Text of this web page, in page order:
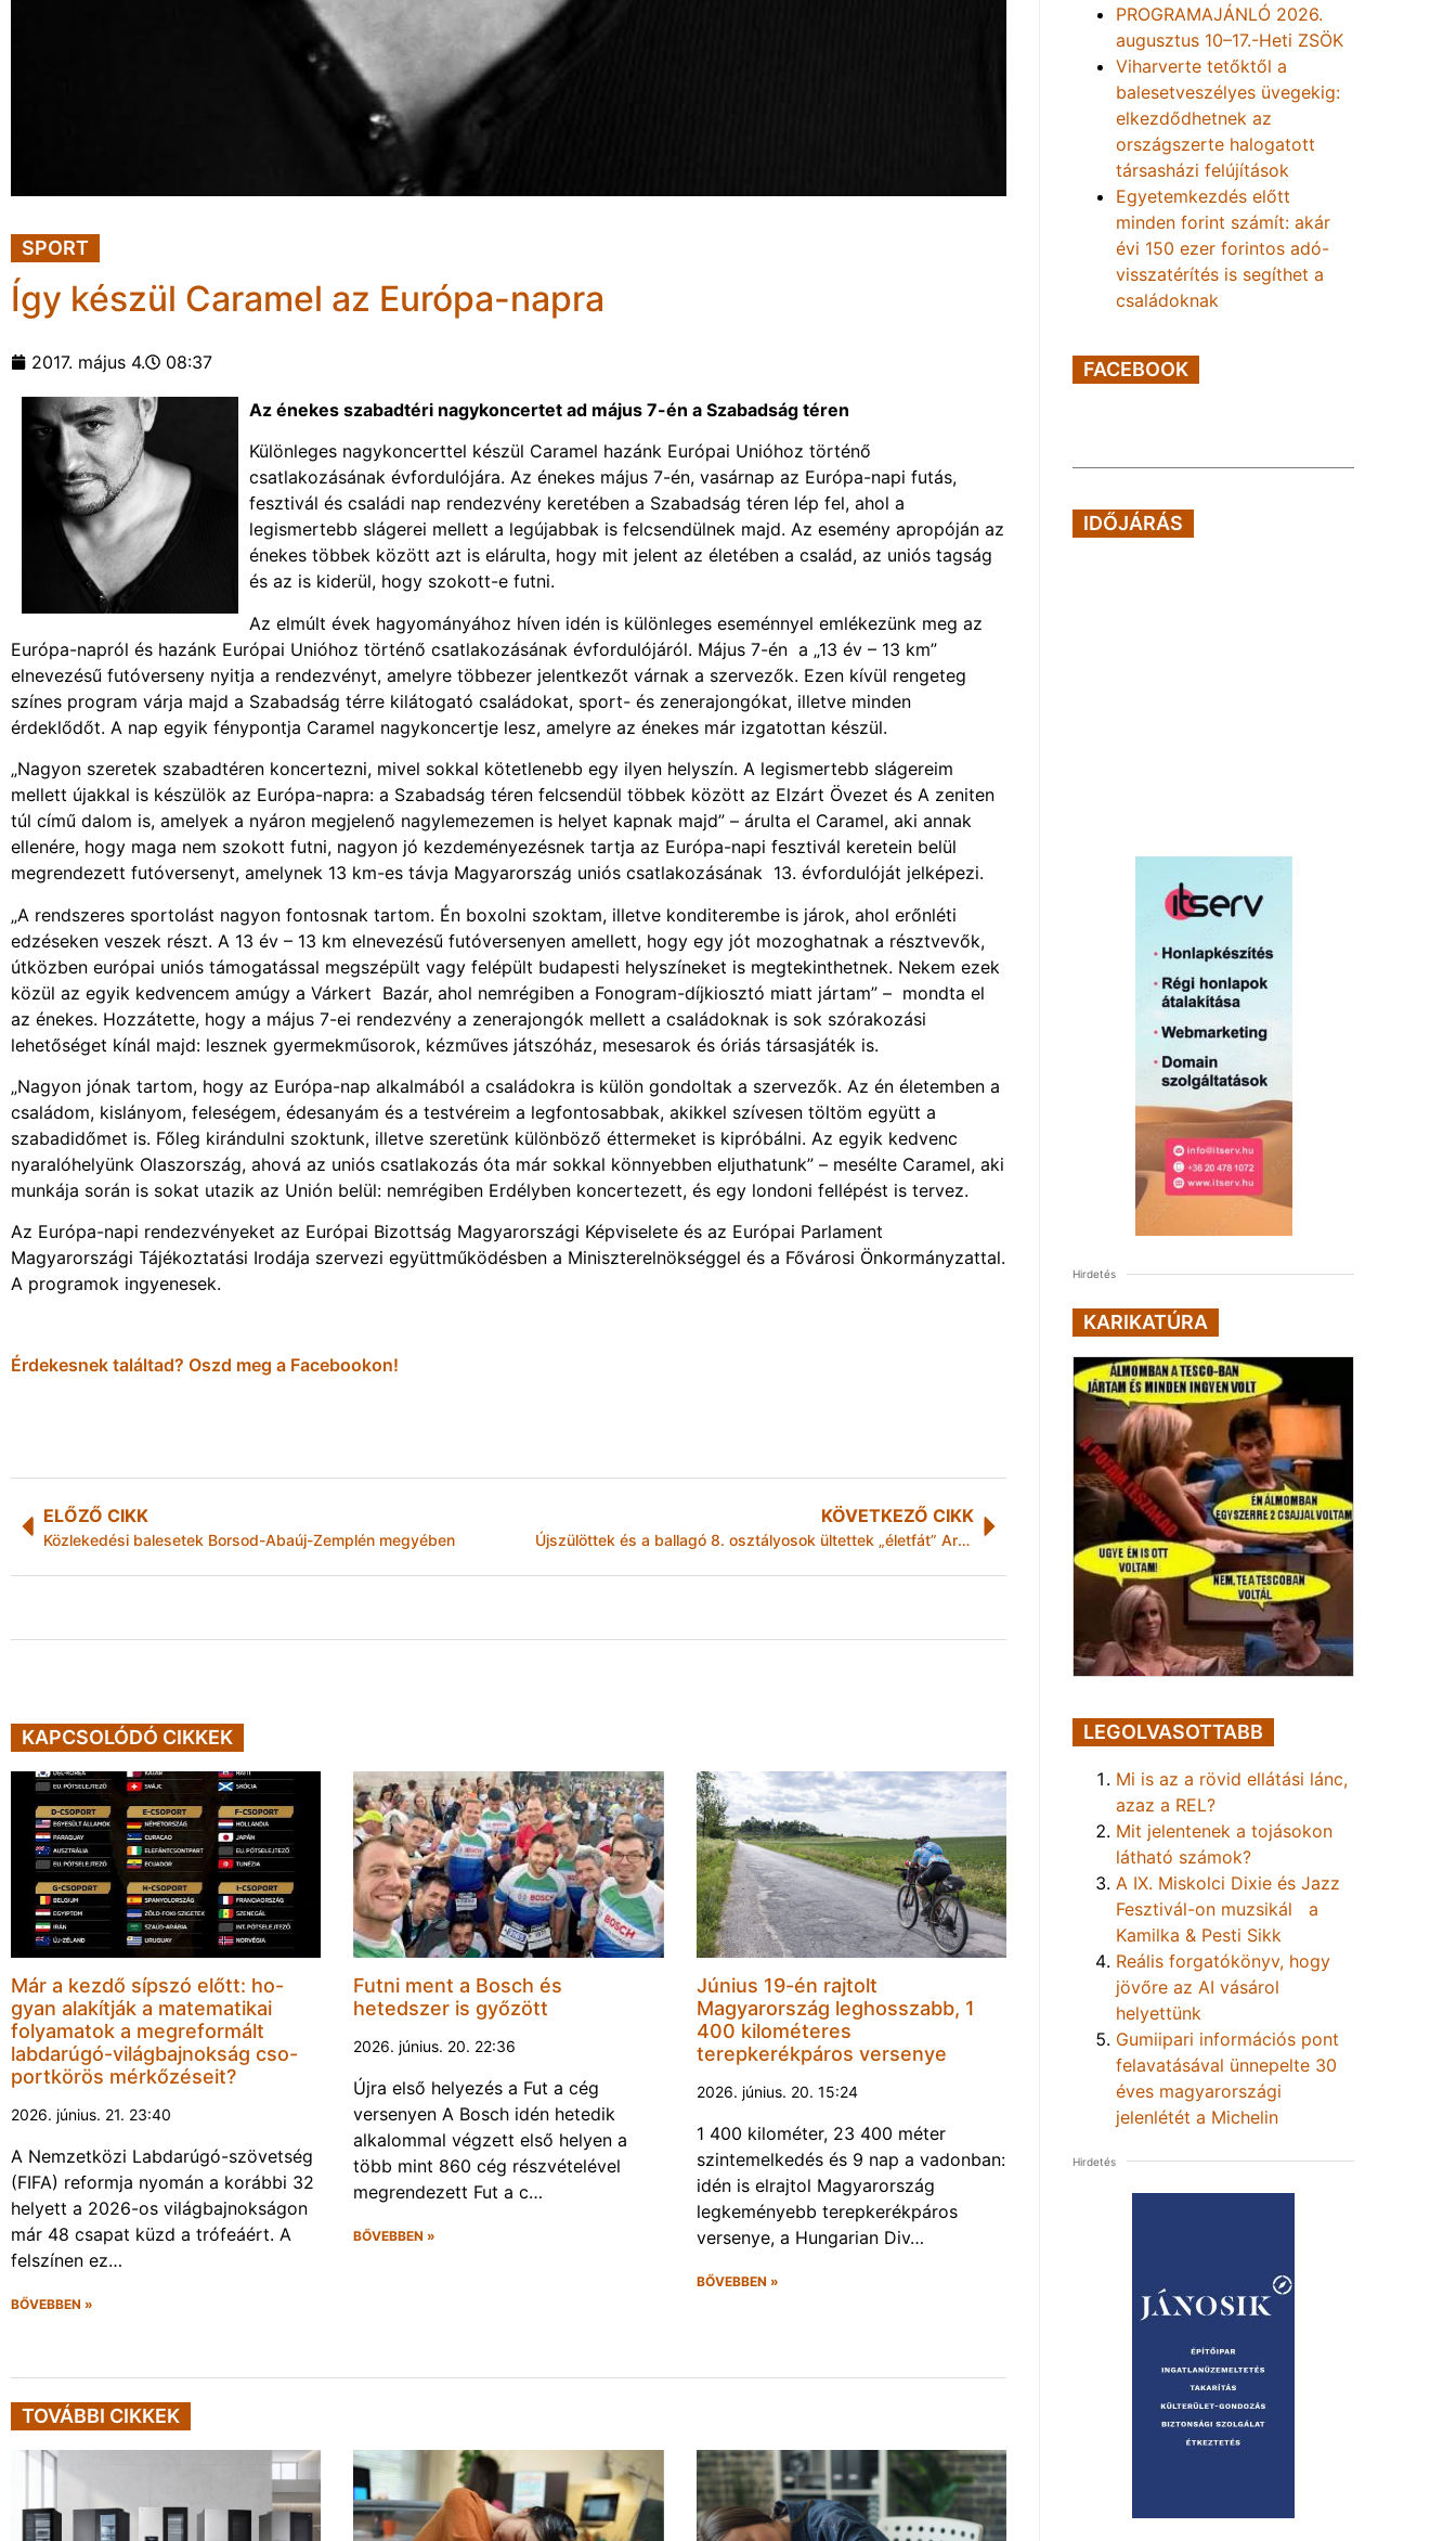
SPORT
Így készül Caramel az Európa-napra
2017. május 4. 08:37
Az énekes szabadtéri nagykoncertet ad május 7-én a Szabadság téren
Különleges nagykoncerttel készül Caramel hazánk Európai Unióhoz történő
csatlakozásának évfordulójára. Az énekes május 7-én, vasárnap az Európa-napi futás,
fesztivál és családi nap rendezvény keretében a Szabadság téren lép fel, ahol a
legismertebb slágerei mellett a legújabbak is felcsendülnek majd. Az esemény apropóján az
énekes többek között azt is elárulta, hogy mit jelent az életében a család, az uniós tagság
és az is kiderül, hogy szokott-e futni.
Az elmúlt évek hagyományához híven idén is különleges eseménnyel emlékezünk meg az
Európa-napról és hazánk Európai Unióhoz történő csatlakozásának évfordulójáról. Május 7-én a „13 év – 13 km”
elnevezésű futóverseny nyitja a rendezvényt, amelyre többezer jelentkezőt várnak a szervezők. Ezen kívül rengeteg
színes program várja majd a Szabadság térre kilátogató családokat, sport- és zenerajongókat, illetve minden
érdeklődőt. A nap egyik fénypontja Caramel nagykoncertje lesz, amelyre az énekes már izgatottan készül.
„Nagyon szeretek szabadtéren koncertezni, mivel sokkal kötetlenebb egy ilyen helyszín. A legismertebb slágereim
mellett újakkal is készülök az Európa-napra: a Szabadság téren felcsendül többek között az Elzárt Övezet és A zeniten
túl című dalom is, amelyek a nyáron megjelenő nagylemezemen is helyet kapnak majd” – árulta el Caramel, aki annak
ellenére, hogy maga nem szokott futni, nagyon jó kezdeményezésnek tartja az Európa-napi fesztivál keretein belül
megrendezett futóversenyt, amelynek 13 km-es távja Magyarország uniós csatlakozásának 13. évfordulóját jelképezi.
„A rendszeres sportolást nagyon fontosnak tartom. Én boxolni szoktam, illetve konditerembe is járok, ahol erőnléti
edzéseken veszek részt. A 13 év – 13 km elnevezésű futóversenyen amellett, hogy egy jót mozoghatnak a résztvevők,
útközben európai uniós támogatással megszépült vagy felépült budapesti helyszíneket is megtekinthetnek. Nekem ezek
közül az egyik kedvencem amúgy a Várkert Bazár, ahol nemrégiben a Fonogram-díjkiosztó miatt jártam” – mondta el
az énekes. Hozzátette, hogy a május 7-ei rendezvény a zenerajongók mellett a családoknak is sok szórakozási
lehetőséget kínál majd: lesznek gyermekműsorok, kézműves játszóház, mesesarok és óriás társasjáték is.
„Nagyon jónak tartom, hogy az Európa-nap alkalmából a családokra is külön gondoltak a szervezők. Az én életemben a
családom, kislányom, feleségem, édesanyám és a testvéreim a legfontosabbak, akikkel szívesen töltöm együtt a
szabadidőmet is. Főleg kirándulni szoktunk, illetve szeretünk különböző éttermeket is kipróbálni. Az egyik kedvenc
nyaralóhelyünk Olaszország, ahová az uniós csatlakozás óta már sokkal könnyebben eljuthatunk” – mesélte Caramel, aki
munkája során is sokat utazik az Unión belül: nemrégiben Erdélyben koncertezett, és egy londoni fellépést is tervez.
Az Európa-napi rendezvényeket az Európai Bizottság Magyarországi Képviselete és az Európai Parlament
Magyarországi Tájékoztatási Irodája szervezi együttműködésben a Miniszterelnökséggel és a Fővárosi Önkormányzattal.
A programok ingyenesek.
Érdekesnek találtad? Oszd meg a Facebookon!
ELŐZŐ CIKK
Közlekedési balesetek Borsod-Abaúj-Zemplén megyében
KÖVETKEZŐ CIKK
Újszülöttek és a ballagó 8. osztályosok ültettek „életfát” Arnóton
KAPCSOLÓDÓ CIKKEK
Már a kezdő sípszó előtt: ho-
gyan alakítják a matematikai
folyamatok a megreformált
labdarúgó-világbajnokság cso-
portkörös mérkőzéseit?
2026. június. 21. 23:40
A Nemzetközi Labdarúgó-szövetség
(FIFA) reformja nyomán a korábbi 32
helyett a 2026-os világbajnokságon
már 48 csapat küzd a trófeáért. A
felszínen ez…
BŐVEBBEN »
Futni ment a Bosch és
hetedszer is győzött
2026. június. 20. 22:36
Újra első helyezés a Fut a cég
versenyen A Bosch idén hetedik
alkalommal végzett első helyen a
több mint 860 cég részvételével
megrendezett Fut a c…
BŐVEBBEN »
Június 19-én rajtolt
Magyarország leghosszabb, 1
400 kilométeres
terepkerékpáros versenye
2026. június. 20. 15:24
1 400 kilométer, 23 400 méter
szintemelkedés és 9 nap a vadonban:
idén is elrajtol Magyarország
legkeményebb terepkerékpáros
versenye, a Hungarian Div…
BŐVEBBEN »
TOVÁBBI CIKKEK
PROGRAMAJÁNLÓ 2026.
augusztus 10–17.-Heti ZSÖK
Viharverte tetőktől a
balesetveszélyes üvegekig:
elkezdődhetnek az
országszerte halogatott
társasházi felújítások
Egyetemkezdés előtt
minden forint számít: akár
évi 150 ezer forintos adó-
visszatérítés is segíthet a
családoknak
FACEBOOK
IDŐJÁRÁS
Hirdetés
KARIKATÚRA
LEGOLVASOTTABB
Mi is az a rövid ellátási lánc,
azaz a REL?
Mit jelentenek a tojásokon
látható számok?
A IX. Miskolci Dixie és Jazz
Fesztivál-on muzsikál a
Kamilka & Pesti Sikk
Reális forgatókönyv, hogy
jövőre az AI vásárol
helyettünk
Gumiipari információs pont
felavatásával ünnepelte 30
éves magyarországi
jelenlétét a Michelin
Hirdetés